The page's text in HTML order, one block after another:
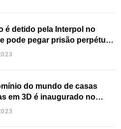
é detido pela Interpol no
e pode pegar prisão perpétua
do mundo de casas
em 3D é inaugurado no